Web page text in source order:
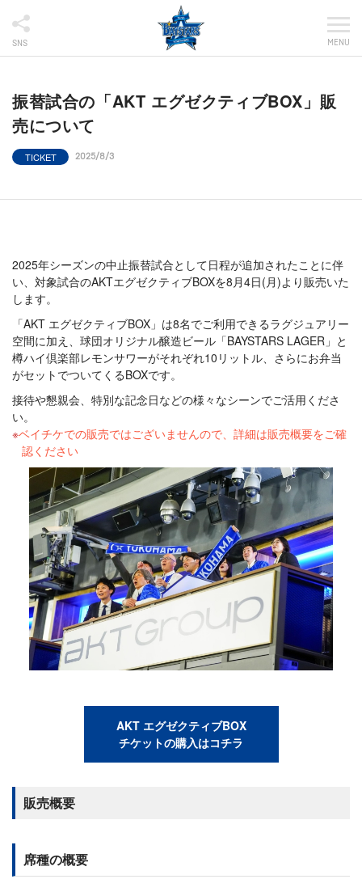
SNS MENU
振替試合の「AKT エグゼクティブBOX」販
売について
TICKET 2025/8/3
2025年シーズンの中止振替試合として日程が追加されたことに伴
い、対象試合のAKTエグゼクティブBOXを8月4日(月)より販売いた
します。
「AKT エグゼクティブBOX」は8名でご利用できるラグジュアリー
空間に加え、球団オリジナル醸造ビール「BAYSTARS LAGER」と
樽ハイ倶楽部レモンサワーがそれぞれ10リットル、さらにお弁当
がセットでついてくるBOXです。
接待や懇親会、特別な記念日などの様々なシーンでご活用くださ
い。
ベイチケでの販売ではございませんので、詳細は販売概要をご確
認ください
AKT エグゼクティブBOX
チケットの購入はコチラ
販売概要
席種の概要